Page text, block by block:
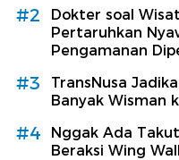
#2
Dokter soal
Pertaruhkan
Pengamanan
#3
TransNusa
Banyak Wisman
#4
Nggak Ada
Beraksi Wing